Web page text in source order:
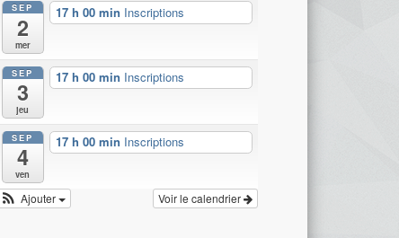
SEP
2
mer
17 h 00 min Inscriptions
SEP
3
jeu
17 h 00 min Inscriptions
SEP
4
ven
17 h 00 min Inscriptions
Voir le calendrier
Ajouter